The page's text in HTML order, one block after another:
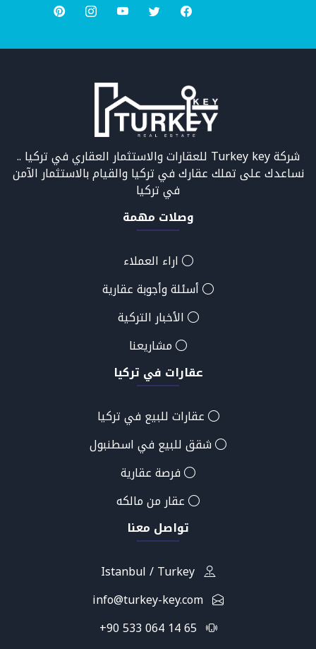
شركة Turkey key للعقارات والاستثمار العقاري في تركيا ..
نساعدك على تملك عقارك في تركيا والقيام بالاستثمار الآمن
في تركيا
وصلات مهمة
اراء العملاء
أسئلة وأجوبة عقارية
الأخبار التركية
مشاريعنا
عقارات في تركيا
عقارات للبيع في تركيا
شقق للبيع في اسطنبول
فرصة عقارية
عقار من مالكه
تواصل معنا
Istanbul / Turkey
info@turkey-key.com
+90 533 064 14 65